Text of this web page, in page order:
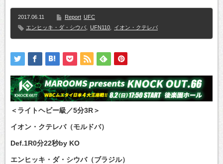
2017.06.11 Report UFC
エンヒッキ・ダ・シウバ
UFN110 イオン・クテレバ
＜ライトヘビー級／5分3R＞
イオン・クテレバ（モルドバ）
Def.1R0分22秒by KO
エンヒッキ・ダ・シウバ（ブラジル）